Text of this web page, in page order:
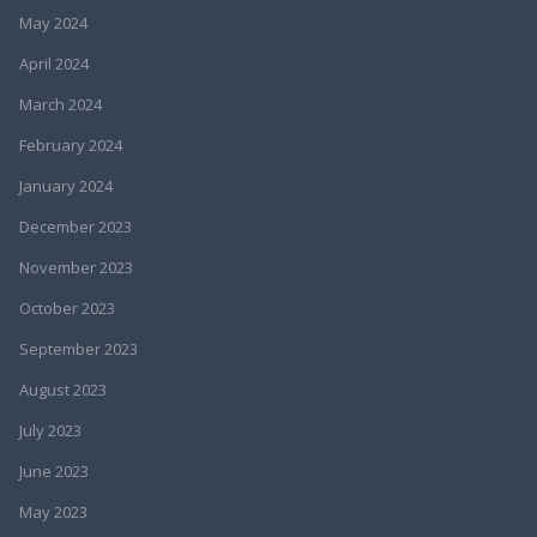
May 2024
April 2024
March 2024
February 2024
January 2024
December 2023
November 2023
October 2023
September 2023
August 2023
July 2023
June 2023
May 2023